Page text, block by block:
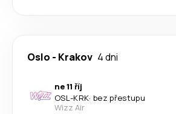
Oslo - Krakov 4 dni
ne 11 říj
OSL-KRK· bez přestupu
Wizz Air